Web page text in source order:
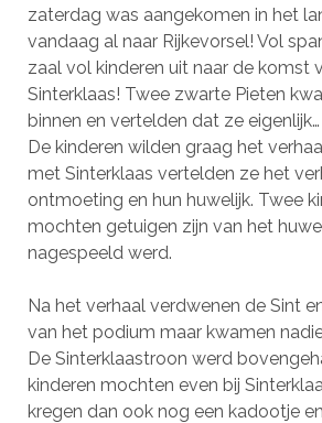
zaterdag was aangekomen in het
vandaag al naar Rijkevorsel! Vol
zaal vol kinderen uit naar de komst
Sinterklaas! Twee zwarte Pieten
binnen en vertelden dat ze
De kinderen wilden graag het
met Sinterklaas vertelden ze het
ontmoeting en hun huwelijk. Twee
mochten getuigen zijn van het
nagespeeld werd.
Na het verhaal verdwenen de Sint
van het podium maar kwamen
De Sinterklaastroon werd
kinderen mochten even bij
kregen dan ook nog een kadootje